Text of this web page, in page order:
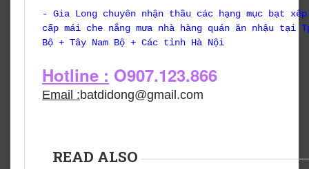
- Gia Long chuyên nhận thầu các hạng mục bạt
cấp mái che nắng mưa nhà hàng quán ăn nhậu tại
Bộ + Tây Nam Bộ + Các tỉnh Hà Nội
Hotline : O907.123.866
Email :batdidong@gmail.com
READ ALSO